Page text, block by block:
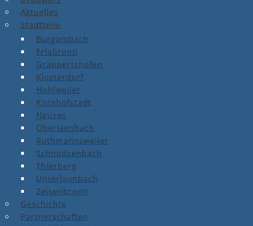
Aktuelles
Stadtteile
Burgambach
Erlabronn
Grappertshofen
Klosterdorf
Hohlweiler
Kornhöfstadt
Neuses
Oberlaimbach
Ruthmannsweiler
Schnodsenbach
Thierberg
Unterlaimbach
Zeisenbronn
Geschichte
Partnerschaften